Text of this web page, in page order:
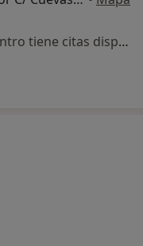
Ningún profesional de este centro tiene citas disponibles